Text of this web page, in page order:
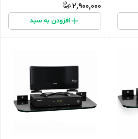
2,900,000
افزودن به سبد